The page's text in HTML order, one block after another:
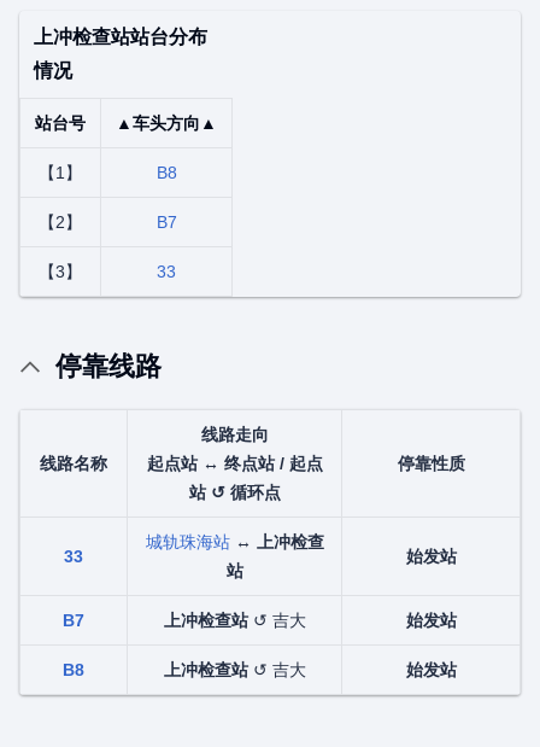
上冲检查站站台分布
情况
站台号 ▲车头方向▲
【1】 B8
【2】 B7
【3】 33
停靠线路
线路名称
线路走向
起点站 ↔ 终点站 / 起点
站 ↺ 循环点
停靠性质
33
城轨珠海站↔
上冲检查
站
始发站
B7 上冲检查站↺ 吉大 始发站
B8 上冲检查站↺ 吉大 始发站